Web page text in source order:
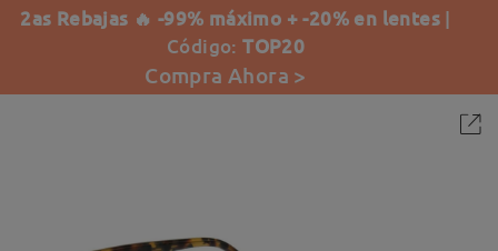
2as Rebajas 🔥 -99% máximo + -20% en lentes |
Código:TOP20
Compra Ahora >